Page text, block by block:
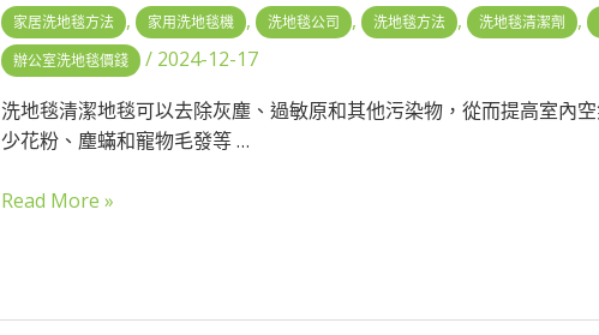
家居洗地毯方法 , 家用洗地毯機 , 洗地毯公司 , 洗地毯方法 , 洗地毯清潔劑 ,
辦公室洗地毯價錢 / 2024-12-17
洗地毯清潔地毯可以去除灰塵、過敏原和其他污染物，從而提高室內
少花粉、塵蟎和寵物毛發等 …
Read More »